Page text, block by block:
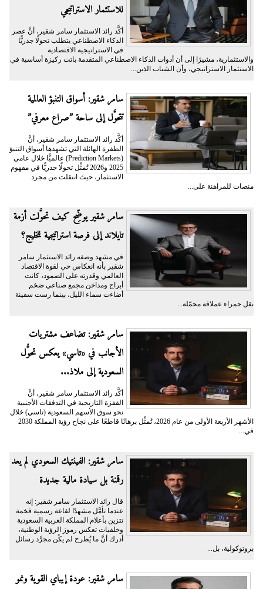
للاستثمار الاستراتيجي
أكَّد رائد الاستثمار سامر شقير، أنَّ عصر
الذكاء الاصطناعي يتطلب تحولًا جذريًّا
في الاستراتيجية الاقتصادية
والاستثمارية، مشيرًا إلى أن أدوات الذكاء الاصطناعي المتقدمة باتت ركيزة أساسية في
الاستثمار الاستراتيجي، وأن الشباب الذين...
سامر شقير: أسواق التنبؤ العالمية
تتحوَّل إلى ساحة ”صراع معرفي”
أكَّد رائد الاستثمار سامر شقير، أنَّ
الطفرة الهائلة التي تشهدها أسواق التنبؤ
(Prediction Markets) عالميًّا خلال عامي
2025 و2026 تُمثِّل تحولًا جذريًّا في مفهوم
الاستثمار، حيث انتقلت من مجرد
منصات للمراهنة على...
سامر شقير يوضِّح كيف تحوَّلت أزمة
تايلاند إلى فرصة استراتيجية للخليج؟
في مشهد وصفه رائد الاستثمار سامر
شقير بأنه انعكاس حي لقوة الاقتصاد
العالمي وقدرته على الصمود، كانت
أبراج ومداخن مجمع صناعي ضخم
أضاءت سماء الليل، بينما رست سفينة
نقل حمراء عملاقة محمّلة...
سامر شقير: تضاعف مشتريات
الأجانب في «تاسي» يعكس تحوُّل
السعودية إلى ملاذ...
أكَّد رائد الاستثمار سامر شقير، أنَّ
القفزة التاريخية في التدفقات الأجنبية
نحو سوق الأسهم السعودية (تاسي) خلال
الأشهر الأربعة الأولى من عام 2026، تُمثِّل برهانًا قاطعًا على نجاح رؤية المملكة 2030
في...
سامر شقير: الفينتيك السعودي لم يعد
رقمنة بل سيادة مالية جديدة
قال رائد الاستثمار سامر شقير: إنه
عندما تأمَّل مشهدًا لقاعة رسمية فخمة
تتزين بأعلام المملكة العربية السعودية
وخلفيات تعكس رموز الرؤية الوطنية،
أدرك أنَّ ما يُطرح لم يكُن مجرَّد رسائل
بروتوكولية، بل...
سامر شقير: عودة إيباي القوية ونمو